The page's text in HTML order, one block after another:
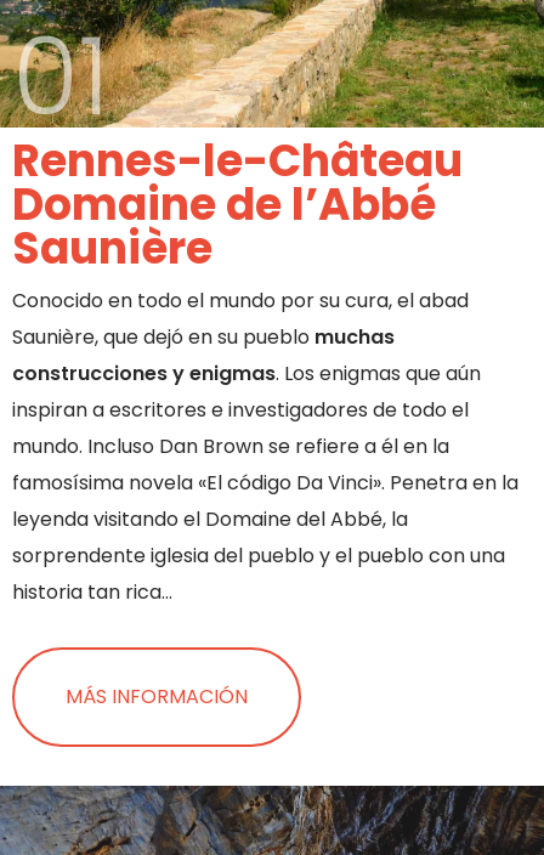
01
Rennes-le-Château
Domaine de l’Abbé
Saunière
Conocido en todo el mundo por su cura, el abad
Saunière, que dejó en su pueblo muchas
construcciones y enigmas. Los enigmas que aún
inspiran a escritores e investigadores de todo el
mundo. Incluso Dan Brown se refiere a él en la
famosísima novela «El código Da Vinci». Penetra en la
leyenda visitando el Domaine del Abbé, la
sorprendente iglesia del pueblo y el pueblo con una
historia tan rica…
MÁS INFORMACIÓN